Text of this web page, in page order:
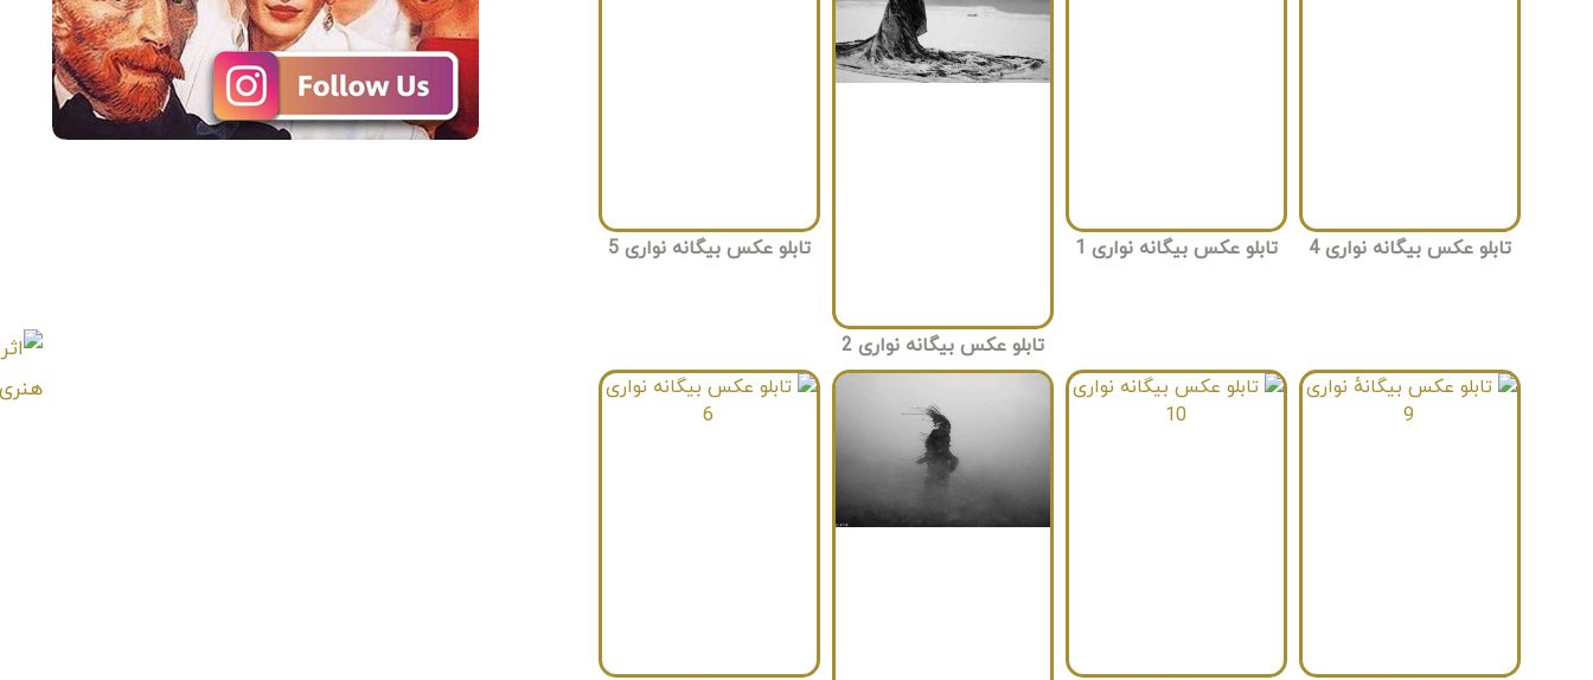
تابلو عکس بیگانه‌ نواری 4 تابلو عکس بیگانه نواری 1
تابلو عکس بیگانه نواری 2
تابلو عکس بیگانه نواری 5